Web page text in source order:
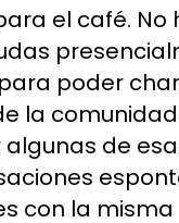
el café. No
poder
la
de
con la misma